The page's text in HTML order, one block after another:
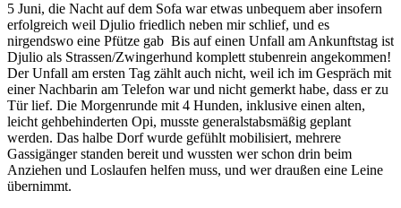
5 Juni, die Nacht auf dem Sofa war etwas unbequem aber insofern
erfolgreich weil Djulio friedlich neben mir schlief, und es
nirgendswo eine Pfütze gab Bis auf einen Unfall am Ankunftstag ist
Djulio als Strassen/Zwingerhund komplett stubenrein angekommen!
Der Unfall am ersten Tag zählt auch nicht, weil ich im Gespräch mit
einer Nachbarin am Telefon war und nicht gemerkt habe, dass er zu
Tür lief. Die Morgenrunde mit 4 Hunden, inklusive einen alten,
leicht gehbehinderten Opi, musste generalstabsmäßig geplant
werden. Das halbe Dorf wurde gefühlt mobilisiert, mehrere
Gassigänger standen bereit und wussten wer schon drin beim
Anziehen und Loslaufen helfen muss, und wer draußen eine Leine
übernimmt.